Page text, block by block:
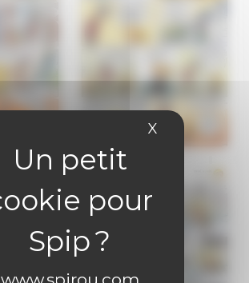
www.spirou.com
X Masquer le